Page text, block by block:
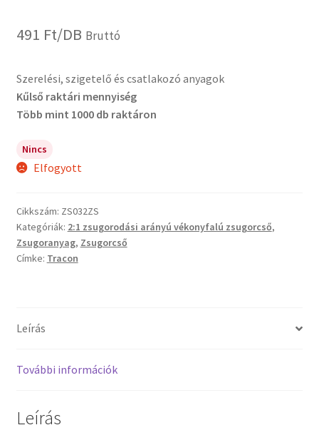
491 Ft/DB Bruttó
Szerelési, szigetelő és csatlakozó anyagok
Kűlső raktári mennyiség
Több mint 1000 db raktáron
Nincs
Elfogyott
Cikkszám: ZS032ZS
Kategóriák: 2:1 zsugorodási arányú vékonyfalú zsugorcső,
Zsugoranyag, Zsugorcső
Címke: Tracon
Leírás
További információk
Leírás